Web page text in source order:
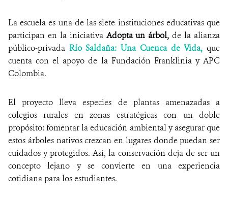
La escuela es una de las siete instituciones educativas que
participan en la iniciativa Adopta un árbol, de la alianza
público-privada Río Saldaña: Una Cuenca de Vida, que
cuenta con el apoyo de la Fundación Franklinia y APC
Colombia.
El proyecto lleva especies de plantas amenazadas a
colegios rurales en zonas estratégicas con un doble
propósito: fomentar la educación ambiental y asegurar que
estos árboles nativos crezcan en lugares donde puedan ser
cuidados y protegidos. Así, la conservación deja de ser un
concepto lejano y se convierte en una experiencia
cotidiana para los estudiantes.